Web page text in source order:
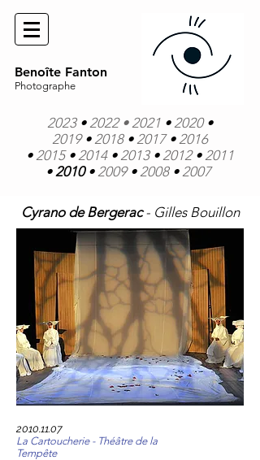
Benoîte Fanton
Photographe
2023 •2022• 2021 •2020 •
2019•2018•2017 •2016
•2015 •2014 •2013 •2012 •2011
•2010 •2009 •2008 •2007
Cyrano de Bergerac- Gilles Bouillon
2010.11.07
La Cartoucherie - Théâtre de la
Tempête